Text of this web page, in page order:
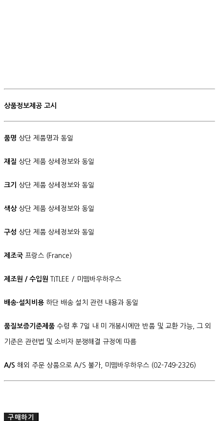
상품정보제공 고시
품명 상단 제품명과 동일
재질 상단 제품 상세정보와 동일
크기 상단 제품 상세정보와 동일
색상상단 제품 상세정보와 동일
구성 상단 제품 상세정보와 동일
제조국 프랑스 (France)
제조원 / 수입원 TITLEE / 미뗌바우하우스
배송·설치비용 하단 배송 설치 관련 내용과 동일
품질보증기준제품 수령 후 7일 내 미 개봉시에만 반품 및 교환 가능, 그 외
기준은 관련법 및 소비자 분쟁해결 규정에 따름
A/S 해외 주문 상품으로 A/S 불가, 미뗌바우하우스 (02-749-2326)
구매하기